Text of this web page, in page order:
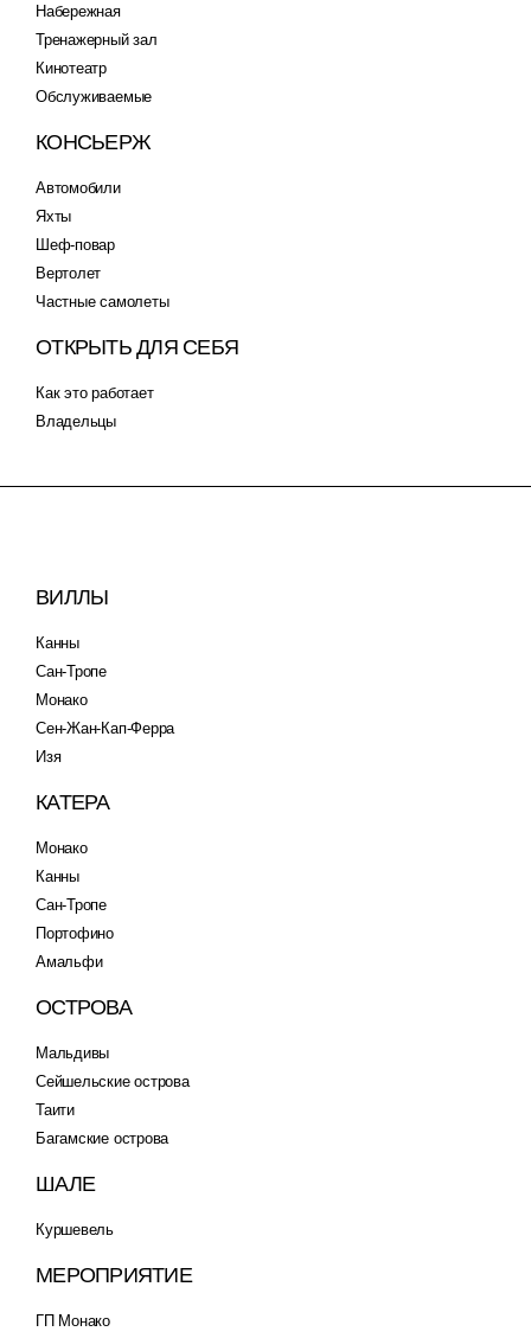
Набережная
Тренажерный зал
Кинотеатр
Обслуживаемые
КОНСЬЕРЖ
Автомобили
Яхты
Шеф-повар
Вертолет
Частные самолеты
ОТКРЫТЬ ДЛЯ СЕБЯ
Как это работает
Владельцы
ВИЛЛЫ
Канны
Сан-Тропе
Монако
Сен-Жан-Кап-Ферра
Изя
КАТЕРА
Монако
Канны
Сан-Тропе
Портофино
Амальфи
ОСТРОВА
Мальдивы
Сейшельские острова
Таити
Багамские острова
ШАЛЕ
Куршевель
МЕРОПРИЯТИЕ
ГП Монако